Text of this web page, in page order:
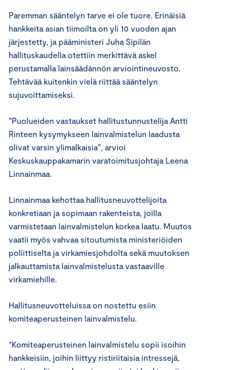
Paremman sääntelyn tarve ei ole tuore. Erinäisiä
hankkeita asian tiimoilta on yli 10 vuoden ajan
järjestetty, ja pääministeri Juha Sipilän
hallituskaudella otettiin merkittävä askel
perustamalla lainsäädännön arviointineuvosto.
Tehtävää kuitenkin vielä riittää sääntelyn
sujuvoittamiseksi.
”Puolueiden vastaukset hallitustunnustelija Antti
Rinteen kysymykseen lainvalmistelun laadusta
olivat varsin ylimalkaisia”, arvioi
Keskuskauppakamarin varatoimitusjohtaja Leena
Linnainmaa.
Linnainmaa kehottaa hallitusneuvottelijoita
konkretiaan ja sopimaan rakenteista, joilla
varmistetaan lainvalmistelun korkea laatu. Muutos
vaatii myös vahvaa sitoutumista ministeriöiden
poliittiselta ja virkamiesjohdolta sekä muutoksen
jalkauttamista lainvalmistelusta vastaaville
virkamiehille.
Hallitusneuvotteluissa on nostettu esiin
komiteaperusteinen lainvalmistelu.
“Komiteaperusteinen lainvalmistelu sopii isoihin
hankkeisiin, joihin liittyy ristiriitaisia intressejä,